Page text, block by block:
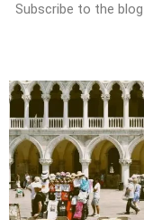
Subscribe to the